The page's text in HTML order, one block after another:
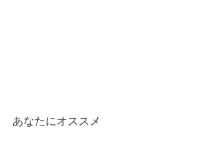
あなたにオススメ